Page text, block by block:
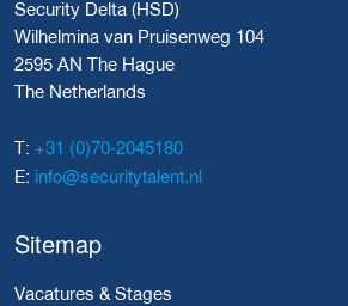
Security Delta (HSD)
Wilhelmina van Pruisenweg 104
2595 AN The Hague
The Netherlands
T: +31 (0)70-2045180
E: info@securitytalent.nl
Sitemap
Vacatures & Stages